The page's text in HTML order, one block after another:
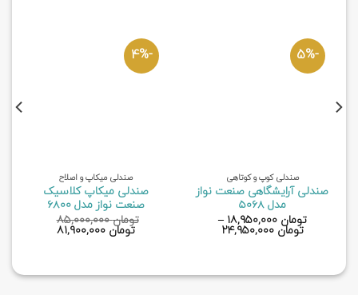
-5%
صندلی کوپ و کوتاهی
صندلی آرایشگاهی صنعت نواز
مدل 5068
تومان ۱۸,۹۵۰,۰۰۰ –
تومان ۲۴,۹۵۰,۰۰۰
-4%
صندلی میکاپ و اصلاح
صندلی میکاپ کلاسیک
صنعت نواز مدل 6800
تومان۸۵,۰۰۰,۰۰۰
قیمت
اصلی
تومان قیمت